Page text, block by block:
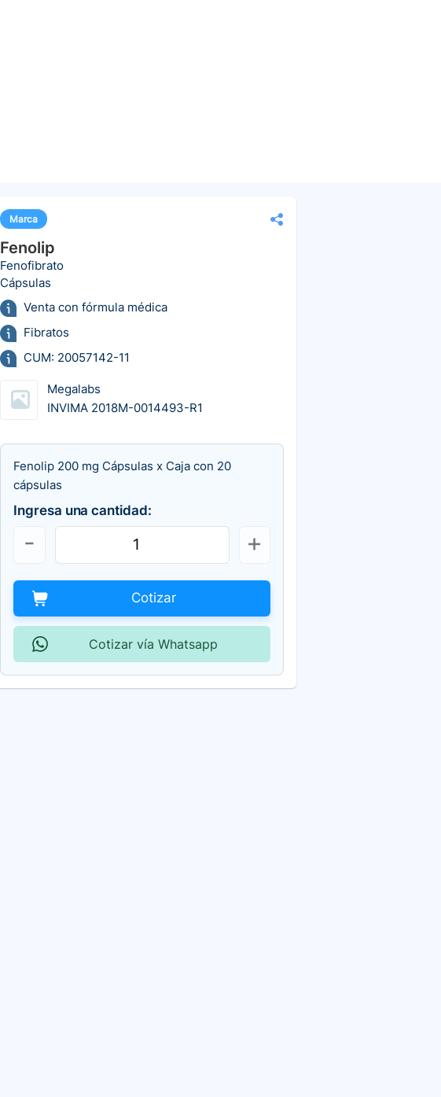
Marca
Fenolip
Fenofibrato
Cápsulas
Venta con fórmula médica
Fibratos
CUM: 20057142-11
Megalabs
INVIMA 2018M-0014493-R1
Fenolip 200 mg Cápsulas x Caja con 20
cápsulas
Ingresa una cantidad:
Cotizar
Cotizar vía Whatsapp